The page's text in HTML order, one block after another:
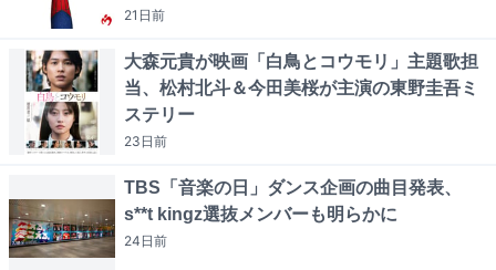
21日前
大森元貴が映画「白鳥とコウモリ」主題歌担
当、松村北斗＆今田美桜が主演の東野圭吾ミ
ステリー
23日前
TBS「音楽の日」ダンス企画の曲目発表、
s**t kingz選抜メンバーも明らかに
24日前